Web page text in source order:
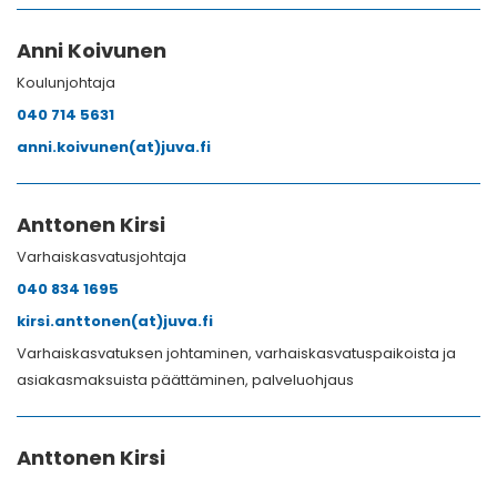
Anni Koivunen
Koulunjohtaja
040 714 5631
anni.koivunen(at)juva.fi
Anttonen Kirsi
Varhaiskasvatusjohtaja
040 834 1695
kirsi.anttonen(at)juva.fi
Varhaiskasvatuksen johtaminen, varhaiskasvatuspaikoista ja
asiakasmaksuista päättäminen, palveluohjaus
Anttonen Kirsi